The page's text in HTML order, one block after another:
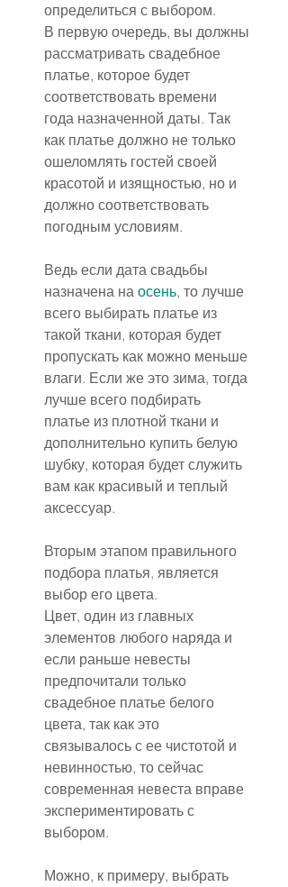
определиться с выбором.
В первую очередь, вы должны
рассматривать свадебное
платье, которое будет
соответствовать времени
года назначенной даты. Так
как платье должно не только
ошеломлять гостей своей
красотой и изящностью, но и
должно соответствовать
погодным условиям.
Ведь если дата свадьбы
назначена на осень, то лучше
всего выбирать платье из
такой ткани, которая будет
пропускать как можно меньше
влаги. Если же это зима, тогда
лучше всего подбирать
платье из плотной ткани и
дополнительно купить белую
шубку, которая будет служить
вам как красивый и теплый
аксессуар.
Вторым этапом правильного
подбора платья, является
выбор его цвета.
Цвет, один из главных
элементов любого наряда и
если раньше невесты
предпочитали только
свадебное платье белого
цвета, так как это
связывалось с ее чистотой и
невинностью, то сейчас
современная невеста вправе
экспериментировать с
выбором.
Можно, к примеру, выбрать